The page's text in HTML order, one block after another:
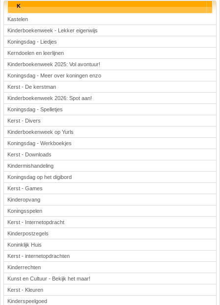
K
Kastelen
Kinderboekenweek - Lekker eigenwijs
Koningsdag - Liedjes
Kerndoelen en leerlijnen
Kinderboekenweek 2025: Vol avontuur!
Koningsdag - Meer over koningen enzo
Kerst - De kerstman
Kinderboekenweek 2026: Spot aan!
Koningsdag - Spelletjes
Kerst - Divers
Kinderboekenweek op Yurls
Koningsdag - Werkboekjes
Kerst - Downloads
Kindermishandeling
Koningsdag op het digibord
Kerst - Games
Kinderopvang
Koningsspelen
Kerst - Internetopdracht
Kinderpostzegels
Koninklijk Huis
Kerst - internetopdrachten
Kinderrechten
Kunst en Cultuur - Bekijk het maar!
Kerst - Kleuren
Kinderspeelgoed